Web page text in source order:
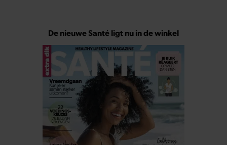
De nieuwe Santé ligt nu in de winkel